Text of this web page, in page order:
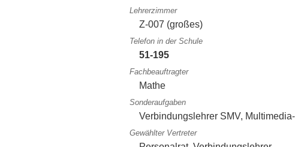
Lehrerzimmer
Z-007 (großes)
Telefon in der Schule
51-195
Fachbeauftragter
Mathe
Sonderaufgaben
Verbindungslehrer SMV,
Gewählter Vertreter